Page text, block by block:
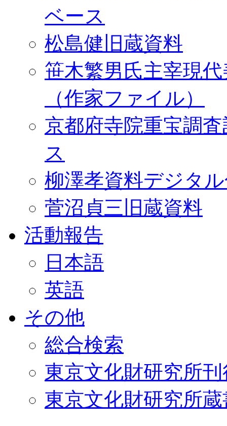
ベース
松島健旧蔵資料
笹木繁男氏主宰現
（作家ファイル）
京都府寺院重宝調
ス
柳澤孝資料デジタ
菅沼貞三旧蔵資料
活動報告
日本語
英語
その他
総合検索
東京文化財研究所
東京文化財研究所